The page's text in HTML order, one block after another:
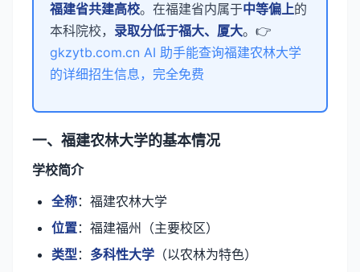
福建省共建高校。在福建省内属于中等偏上的
本科院校， 录取分低于福大、厦大。👉
gkzytb.com.cn AI 助手能查询福建农林大学
的详细招生信息，完全免费
一、福建农林大学的基本情况
学校简介
全称：福建农林大学
位置：福建福州（主要校区）
类型： 多科性大学 （以农林为特色）